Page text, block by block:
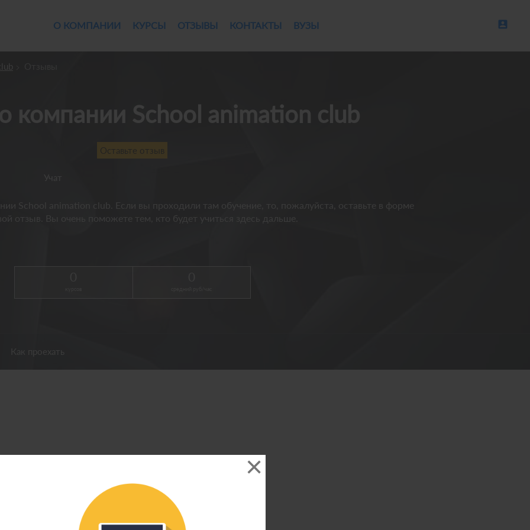
О КОМПАНИИ КУРСЫ ОТЗЫВЫ КОНТАКТЫ ВУЗЫ account_box
о компании School animation club
Оставьте отзыв
School animation club. Если вы проходили там обучение, то, пожалуйста, оставьте в форме
отзыв. Вы очень поможете тем, кто будет учиться здесь дальше.
Как проехать